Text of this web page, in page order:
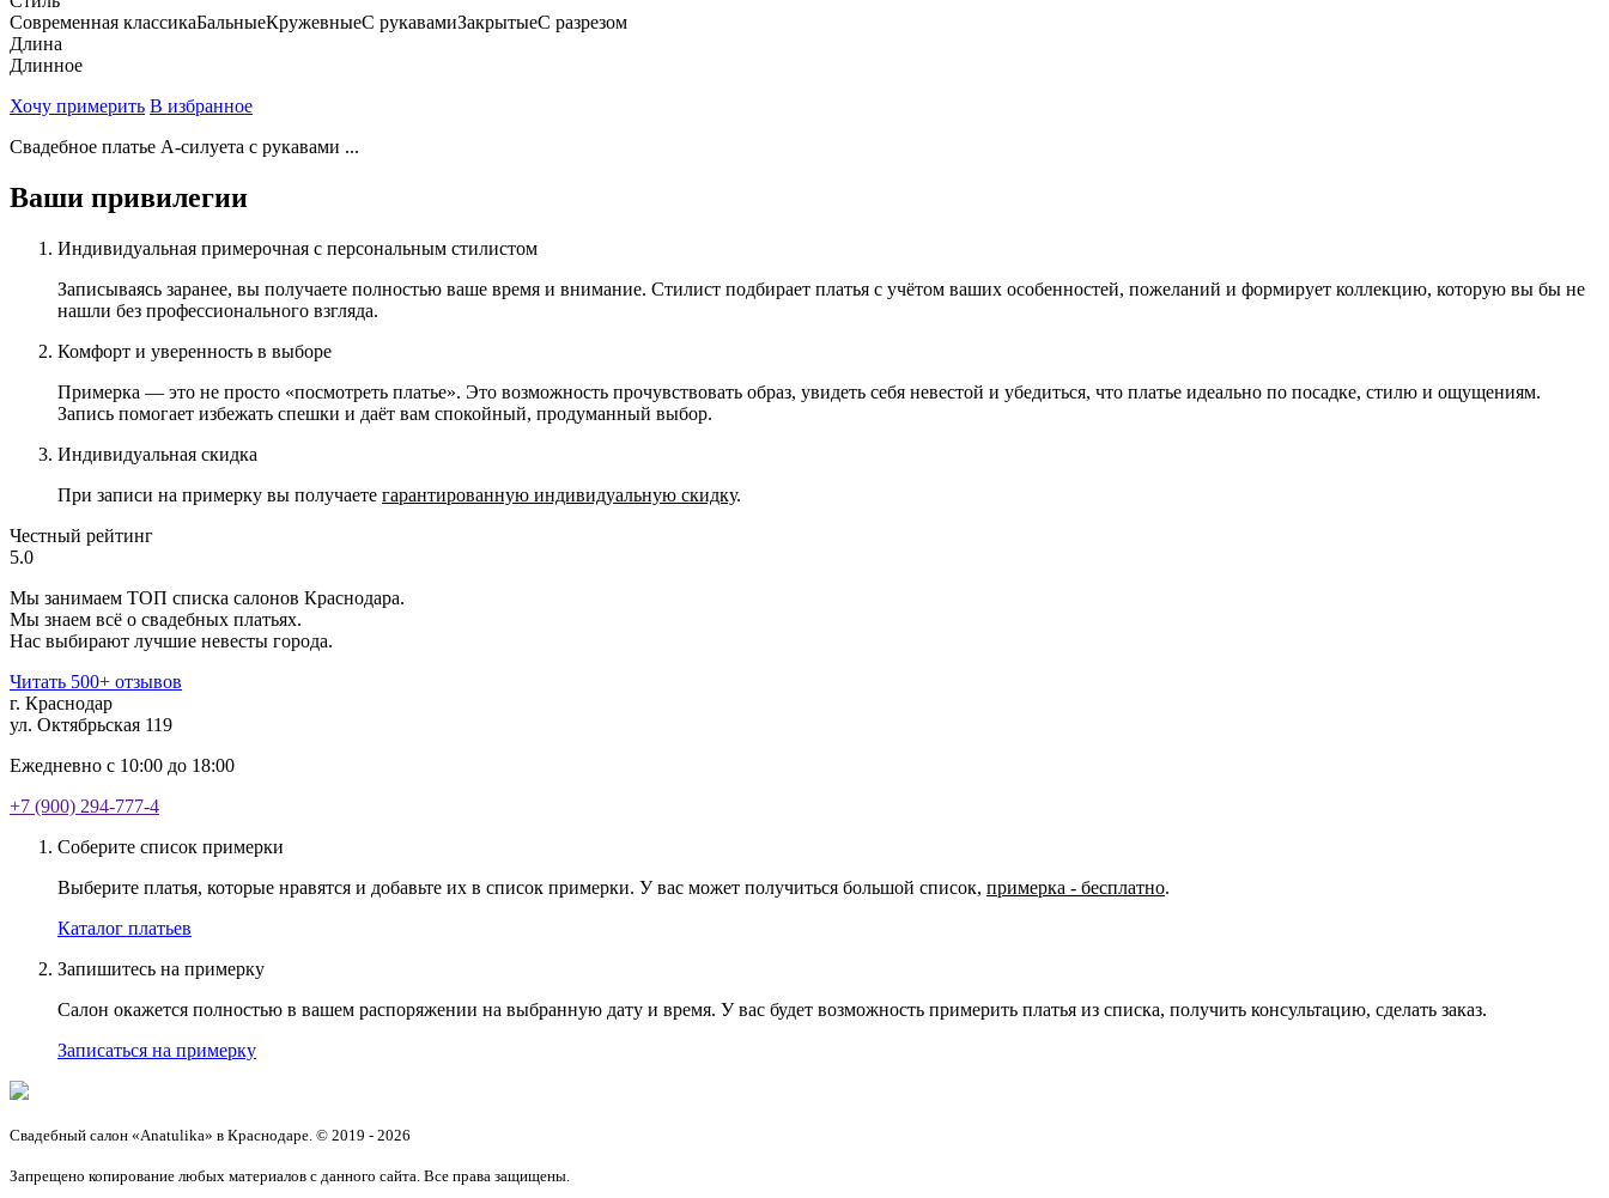
Современная классикаБальныеКружевныеС рукавамиЗакрытыеС разрезом
Длина
Длинное
Хочу примерить В избранное
Свадебное платье А-силуета с рукавами ...
Ваши привилегии
Индивидуальная примерочная с персональным стилистом
Записываясь заранее, вы получаете полностью ваше время и внимание. Стилист подбирает платья с учётом ваших особенностей, пожеланий и формирует коллекцию, которую вы бы не
нашли без профессионального взгляда.
Комфорт и уверенность в выборе
Примерка — это не просто «посмотреть платье». Это возможность прочувствовать образ, увидеть себя невестой и убедиться, что платье идеально по посадке, стилю и ощущениям.
Запись помогает избежать спешки и даёт вам спокойный, продуманный выбор.
Индивидуальная скидка
При записи на примерку вы получаете гарантированную индивидуальную скидку.
Честный рейтинг
5.0
Мы занимаем ТОП списка салонов Краснодара.
Мы знаем всё о свадебных платьях.
Нас выбирают лучшие невесты города.
Читать 500+ отзывов
г. Краснодар
ул. Октябрьская 119
Ежедневно с 10:00 до 18:00
+7 (900) 294-777-4
Соберите список примерки
Выберите платья, которые нравятся и добавьте их в список примерки. У вас может получиться большой список, примерка - бесплатно.
Каталог платьев
Запишитесь на примерку
Салон окажется полностью в вашем распоряжении на выбранную дату и время. У вас будет возможность примерить платья из списка, получить консультацию, сделать заказ.
Записаться на примерку
Свадебный салон «Anatulika» в Краснодаре. © 2019 - 2026
Запрещено копирование любых материалов с данного сайта. Все права защищены.